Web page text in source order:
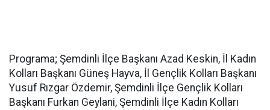
Programa; Şemdinli İlçe Başkanı Azad Keskin, İl Kadın
Kolları Başkanı Güneş Hayva, İl Gençlik Kolları Başkanı
Yusuf Rızgar Özdemir, Şemdinli İlçe Gençlik Kolları
Başkanı Furkan Geylani, Şemdinli İlçe Kadın Kolları